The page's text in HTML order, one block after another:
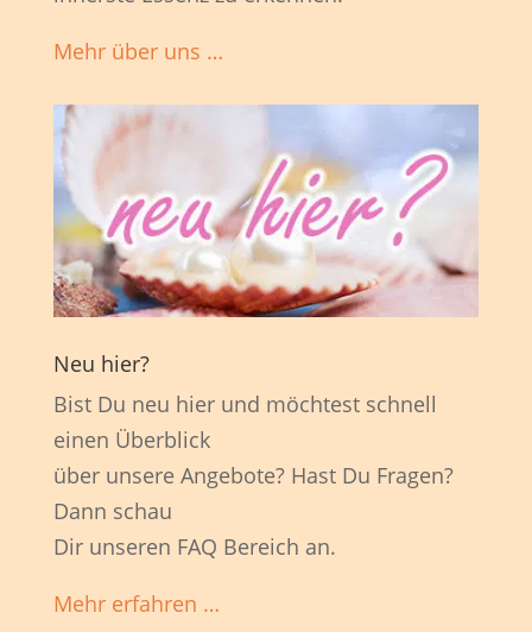
Mehr über uns …
Neu hier?
Bist Du neu hier und möchtest schnell
einen Überblick
über unsere Angebote? Hast Du Fragen?
Dann schau
Dir unseren FAQ Bereich an.
Mehr erfahren …